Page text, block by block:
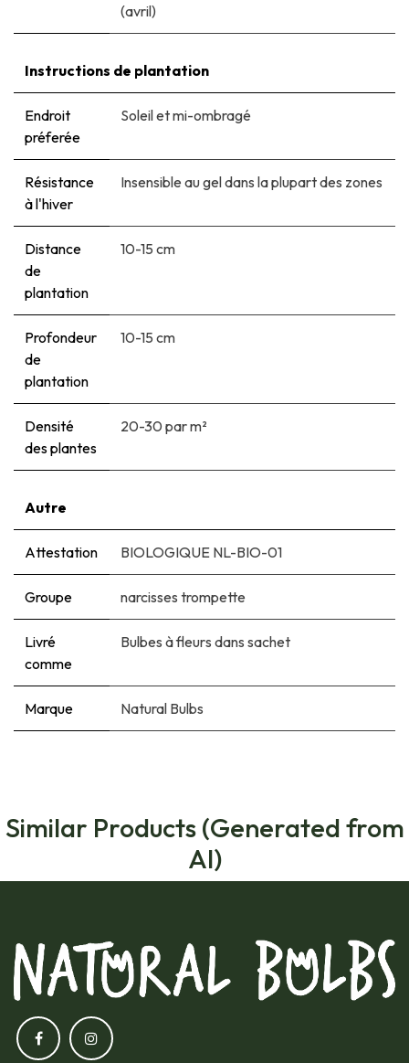
(avril)
Instructions de plantation
Endroit
préferée
Soleil et mi-ombragé
Résistance
à l'hiver
Insensible au gel dans la plupart des zones
Distance
de
plantation
10-15 cm
Profondeur
de
plantation
10-15 cm
Densité
des plantes
20-30 par m²
Autre
Attestation BIOLOGIQUE NL-BIO-01
Groupe narcisses trompette
Livré
comme
Bulbes à fleurs dans sachet
Marque Natural Bulbs
Similar Products (Generated from
AI)